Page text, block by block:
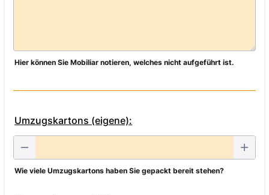
Hier können Sie Mobiliar notieren, welches nicht aufgeführt ist.
Umzugskartons (eigene):
Wie viele Umzugskartons haben Sie gepackt bereit stehen?